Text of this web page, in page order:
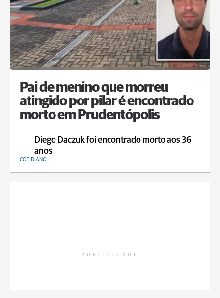
Pai de menino que morreu
atingido por pilar é encontrado
morto em Prudentópolis
Diego Daczuk foi encontrado morto aos 36
anos
COTIDIANO
PUBLICIDADE